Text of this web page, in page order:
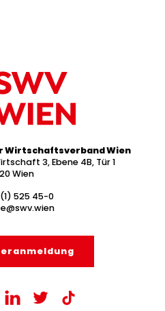
Wirtschaftsverband Wien
3, Ebene 4B, Tür 1
Wien
525 45-0